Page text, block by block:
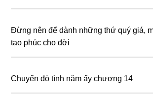
Đừng nên để dành những thứ quý giá,
tạo phúc cho đời
Chuyến đò tình năm ấy chương 14